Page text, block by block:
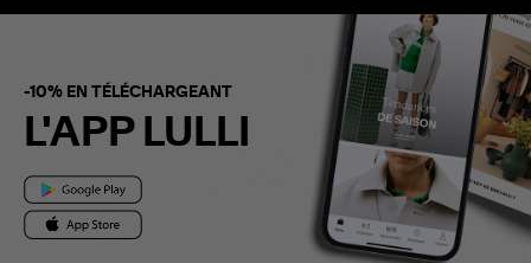
-10% EN TÉLÉCHARGEANT
L'APP LULLI